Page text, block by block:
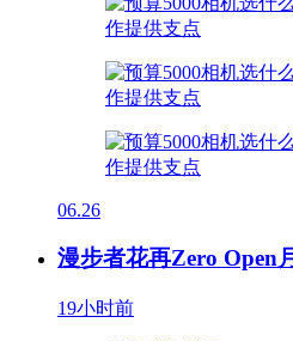
06.26
漫步者花再Zero Open
19小时前